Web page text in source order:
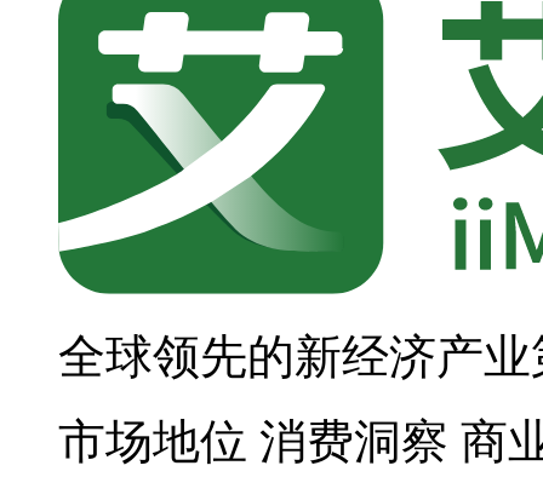
全球领先的新经济产
市场地位 消费洞察 商